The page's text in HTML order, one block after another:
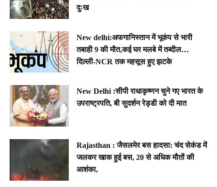
दुःख
New delhi:अफगानिस्तान में भूकंप से भारी
तबाही 9 की मौत,कई घर मलबे में तब्दील…
दिल्ली-NCR तक महसूस हुए झटके
New Delhi :सीपी राधाकृष्णन चुने गए भारत के
उपराष्ट्रपति, बी सुदर्शन रेड्डी को दी मात
Rajasthan : जैसलमेर बस हादसा: चंद सेकंड में
जलकर खाक हुई बस, 20 से अधिक मौतों की
आशंका,